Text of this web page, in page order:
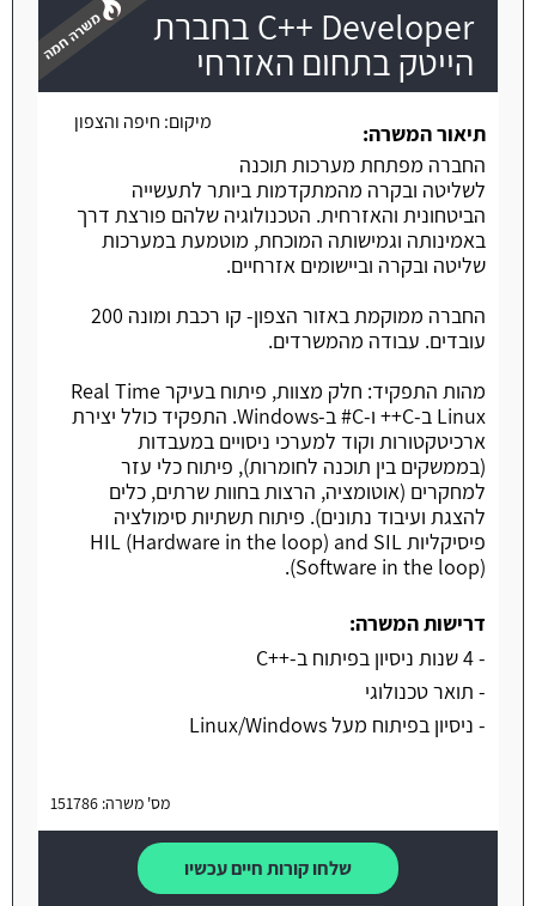
C++ Developer בחברת
הייטק בתחום האזרחי
משרה חמה מיקום: חיפה והצפון
תיאור המשרה:
החברה מפתחת מערכות תוכנה
לשליטה ובקרה מהמתקדמות ביותר לתעשייה
הביטחונית והאזרחית. הטכנולוגיה שלהם פורצת דרך
באמינותה וגמישותה המוכחת, מוטמעת במערכות
שליטה ובקרה וביישומים אזרחיים.
החברה ממוקמת באזור הצפון- קו רכבת ומונה 200
עובדים. עבודה מהמשרדים.
מהות התפקיד: חלק מצוות, פיתוח בעיקר Real Time
Linux ב-C++ ו-C# ב-Windows. התפקיד כולל יצירת
ארכיטקטורות וקוד למערכי ניסויים במעבדות
(בממשקים בין תוכנה לחומרות), פיתוח כלי עזר
למחקרים (אוטומציה, הרצות בחוות שרתים, כלים
להצגת ועיבוד נתונים). פיתוח תשתיות סימולציה
פיסיקליות HIL (Hardware in the loop) and SIL
(Software in the loop).
דרישות המשרה:
- 4 שנות ניסיון בפיתוח ב-++C
- תואר טכנולוגי
- ניסיון בפיתוח מעל Linux/Windows
מס' משרה: 151786
שלחו קורות חיים עכשיו